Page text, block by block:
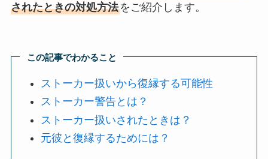
されたときの対処方法をご紹介します。
この記事でわかること
ストーカー扱いから復縁する可能性
ストーカー警告とは？
ストーカー扱いされたときは？
元彼と復縁するためには？